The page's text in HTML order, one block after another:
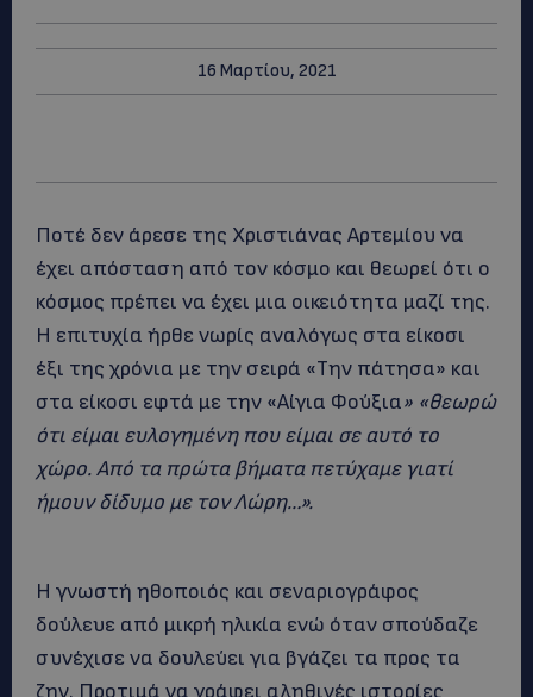
16 Μαρτίου, 2021
Ποτέ δεν άρεσε της Χριστιάνας Αρτεμίου να
έχει απόσταση από τον κόσμο και θεωρεί ότι ο
κόσμος πρέπει να έχει μια οικειότητα μαζί της.
Η επιτυχία ήρθε νωρίς αναλόγως στα είκοσι
έξι της χρόνια με την σειρά «Την πάτησα» και
στα είκοσι εφτά με την «Αίγια Φούξια» «θεωρώ
ότι είμαι ευλογημένη που είμαι σε αυτό το
χώρο. Από τα πρώτα βήματα πετύχαμε γιατί
ήμουν δίδυμο με τον Λώρη…».
Η γνωστή ηθοποιός και σεναριογράφος
δούλευε από μικρή ηλικία ενώ όταν σπούδαζε
συνέχισε να δουλεύει για βγάζει τα προς τα
ζην. Προτιμά να γράφει αληθινές ιστορίες